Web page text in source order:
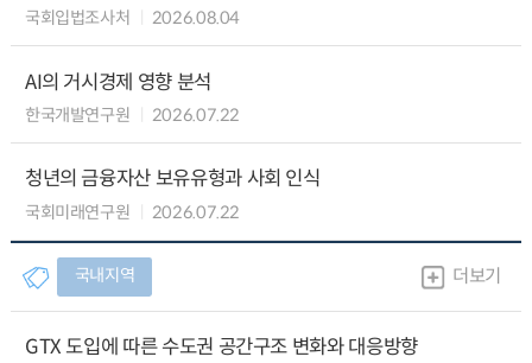
국회입법조사처 2026.08.04
AI의 거시경제 영향 분석
한국개발연구원 2026.07.22
청년의 금융자산 보유유형과 사회 인식
국회미래연구원 2026.07.22
국내지역 더보기
GTX 도입에 따른 수도권 공간구조 변화와 대응방향